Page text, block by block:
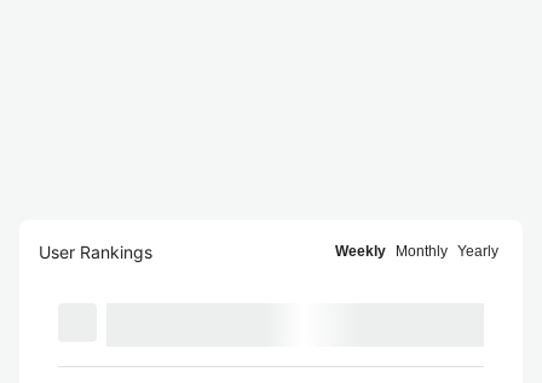
User Rankings Weekly Monthly Yearly